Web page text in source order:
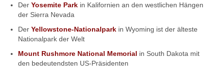
Der Yosemite Parkin Kalifornien an den westlichen Hängen
der Sierra Nevada
Der Yellowstone-Nationalparkin Wyoming ist der älteste
Nationalpark der Welt
Mount Rushmore National Memorial in South Dakota mit
den bedeutendsten US-Präsidenten